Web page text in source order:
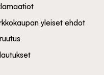
yleiset ehdot